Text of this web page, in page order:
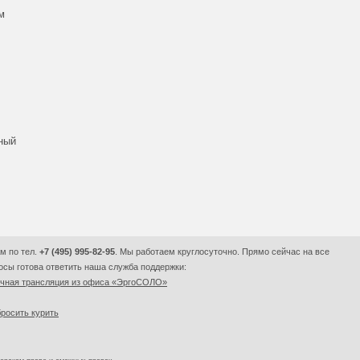
по тел. +7 (495) 995-82-95 . Мы работаем круглосуточно. Прямо сейчас на все
готова ответить наша служба поддержки:
трансляция из офиса «ЭргоСОЛО»
курить